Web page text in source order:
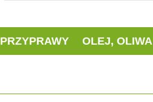
PRZYPRAWY OLEJ, OLIWA